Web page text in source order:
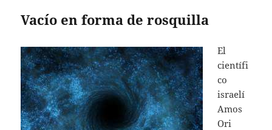
Vacío en forma de rosquilla
El
científi
co
israelí
Amos
Ori